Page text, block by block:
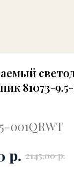
81073-
001QRWT
р. 2145,00 р.